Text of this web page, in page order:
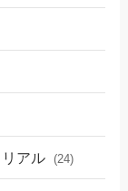
アル (24)